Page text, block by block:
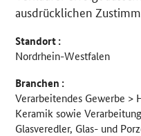
ausdrücklichen
Standort :
Nordrhein-Westfalen
Branchen :
Verarbeitendes Gewerbe >
Keramik sowie
Glasveredler, Glas- und